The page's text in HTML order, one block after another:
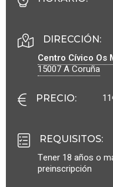
DIRECCIÓN:
Centro Cívico Os
15007A Coruña
PRECIO:
REQUISITOS:
Tener 18 años o
preinscripción